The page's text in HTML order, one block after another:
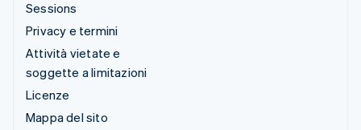
Sessions
Privacy e termini
Attività vietate e
soggette a limitazioni
Licenze
Mappa del sito